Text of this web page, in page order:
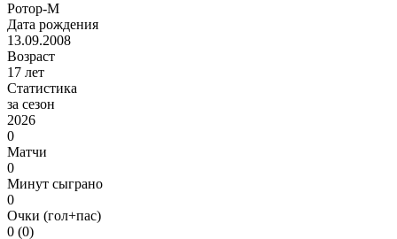
Ротор-М
Дата рождения
13.09.2008
Возраст
17 лет
Статистика
за сезон
2026
0
Матчи
0
Минут сыграно
0
Очки (гол+пас)
0 (0)